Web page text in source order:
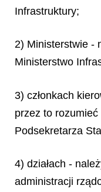
Infrastruktury;
2) Ministerstwie -
Ministerstwo
3) członkach
przez to
Podsekretarza
4) działach -
administracji